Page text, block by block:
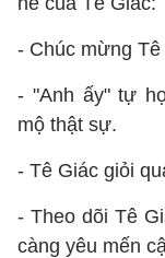
- Chúc mừng
- "Anh ấy" tự
mộ thật sự.
- Tê Giác giỏi
- Theo dõi Tê
càng yêu mến